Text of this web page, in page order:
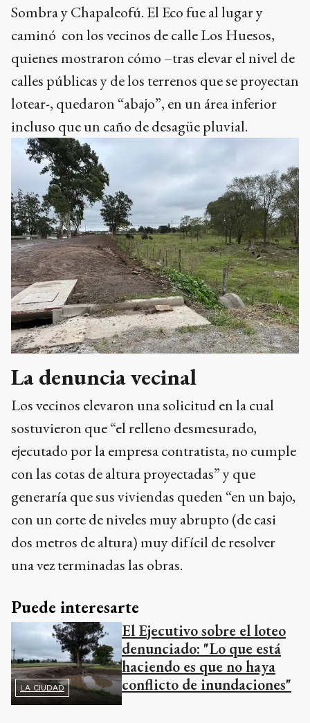
Sombra y Chapaleofú. El Eco fue al lugar y
caminó con los vecinos de calle Los Huesos,
quienes mostraron cómo –tras elevar el nivel de
calles públicas y de los terrenos que se proyectan
lotear-, quedaron “abajo”, en un área inferior
incluso que un caño de desagüe pluvial.
La denuncia vecinal
Los vecinos elevaron una solicitud en la cual
sostuvieron que “el relleno desmesurado,
ejecutado por la empresa contratista, no cumple
con las cotas de altura proyectadas” y que
generaría que sus viviendas queden “en un bajo,
con un corte de niveles muy abrupto (de casi
dos metros de altura) muy difícil de resolver
una vez terminadas las obras.
Puede interesarte
LA CIUDAD
El Ejecutivo sobre el loteo
denunciado: "Lo que está
haciendo es que no haya
conflicto de inundaciones"